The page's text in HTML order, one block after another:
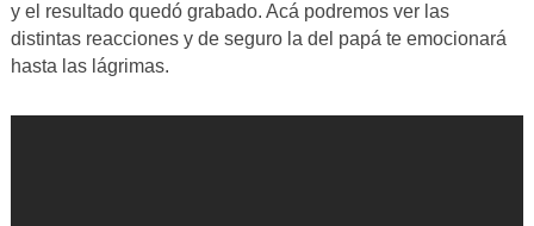
y el resultado quedó grabado. Acá podremos ver las
distintas reacciones y de seguro la del papá te emocionará
hasta las lágrimas.